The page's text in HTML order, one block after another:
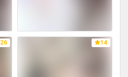
26 14